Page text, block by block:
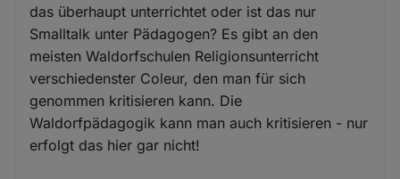
das überhaupt unterrichtet oder ist das nur
Smalltalk unter Pädagogen? Es gibt an den
meisten Waldorfschulen Religionsunterricht
verschiedenster Coleur, den man für sich
genommen kritisieren kann. Die
Waldorfpädagogik kann man auch kritisieren - nur
erfolgt das hier gar nicht!